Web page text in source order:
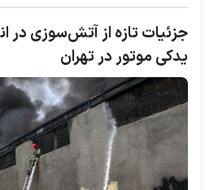
جزئیات تازه از آتش‌سوزی در
یدکی موتور در تهران